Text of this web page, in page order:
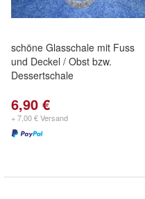
schöne Glasschale mit Fuss
und Deckel / Obst bzw.
Dessertschale
6,90 €
+ 7,00 € Versand